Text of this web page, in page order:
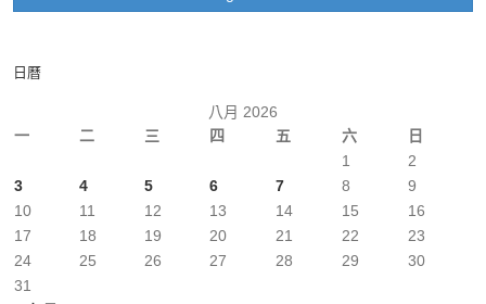
日曆
八月 2026
一
二 三 四 五 六 日
1
2
3
4 5 6 7 8
9
10
11 12 13 14 15
16
17
18 19 20 21 22
23
24
25 26 27 28 29
30
31